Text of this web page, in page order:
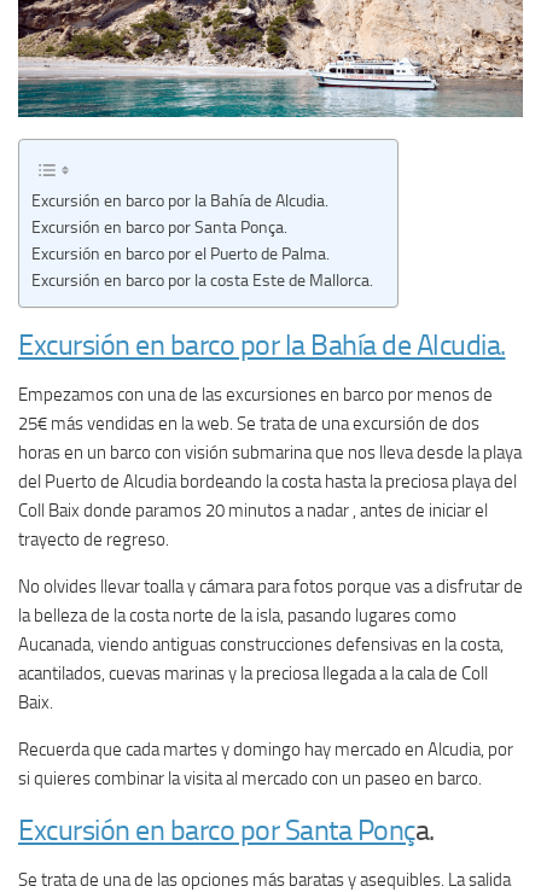
Excursión en barco por la Bahía de Alcudia.
Excursión en barco por Santa Ponça.
Excursión en barco por el Puerto de Palma.
Excursión en barco por la costa Este de Mallorca.
Excursión en barco por la Bahía de Alcudia.
Empezamos con una de las excursiones en barco por menos de
25€ más vendidas en la web. Se trata de una excursión de dos
horas en un barco con visión submarina que nos lleva desde la playa
del Puerto de Alcudia bordeando la costa hasta la preciosa playa del
Coll Baix donde paramos 20 minutos a nadar , antes de iniciar el
trayecto de regreso.
No olvides llevar toalla y cámara para fotos porque vas a disfrutar de
la belleza de la costa norte de la isla, pasando lugares como
Aucanada, viendo antiguas construcciones defensivas en la costa,
acantilados, cuevas marinas y la preciosa llegada a la cala de Coll
Baix.
Recuerda que cada martes y domingo hay mercado en Alcudia, por
si quieres combinar la visita al mercado con un paseo en barco.
Excursión en barco por Santa Ponça.
Se trata de una de las opciones más baratas y asequibles. La salida